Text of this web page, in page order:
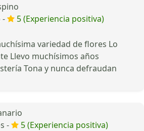
-
5 (Experiencia positiva)
variedad de flores Lo
Llevo muchísimos años
Tona y nunca defraudan
-
5 (Experiencia positiva)